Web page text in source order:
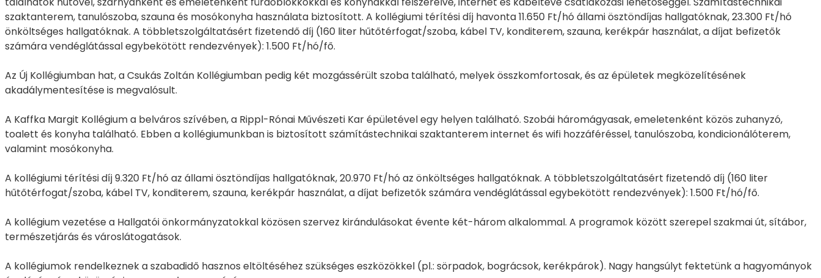
szaktanterem, tanulószoba, szauna és mosókonyha használata biztosított. A kollégiumi térítési díj havonta 11.650 Ft/hó állami ösztöndíjas hallgatóknak, 23.300 Ft/hó
önköltséges hallgatóknak. A többletszolgáltatásért fizetendő díj (160 liter hűtőtérfogat/szoba, kábel TV, konditerem, szauna, kerékpár használat, a díjat befizetők
számára vendéglátással egybekötött rendezvények): 1.500 Ft/hó/fő.
Az Új Kollégiumban hat, a Csukás Zoltán Kollégiumban pedig két mozgássérült szoba található, melyek összkomfortosak, és az épületek megközelítésének
akadálymentesítése is megvalósult.
A Kaffka Margit Kollégium a belváros szívében, a Rippl-Rónai Művészeti Kar épületével egy helyen található. Szobái háromágyasak, emeletenként közös zuhanyzó,
toalett és konyha található. Ebben a kollégiumunkban is biztosított számítástechnikai szaktanterem internet és wifi hozzáféréssel, tanulószoba, kondicionálóterem,
valamint mosókonyha.
A kollégiumi térítési díj 9.320 Ft/hó az állami ösztöndíjas hallgatóknak, 20.970 Ft/hó az önköltséges hallgatóknak. A többletszolgáltatásért fizetendő díj (160 liter
hűtőtérfogat/szoba, kábel TV, konditerem, szauna, kerékpár használat, a díjat befizetők számára vendéglátással egybekötött rendezvények): 1.500 Ft/hó/fő.
A kollégium vezetése a Hallgatói önkormányzatokkal közösen szervez kirándulásokat évente két-három alkalommal. A programok között szerepel szakmai út, sítábor,
természetjárás és városlátogatások.
A kollégiumok rendelkeznek a szabadidő hasznos eltöltéséhez szükséges eszközökkel (pl.: sörpadok, bográcsok, kerékpárok). Nagy hangsúlyt fektetünk a hagyományok